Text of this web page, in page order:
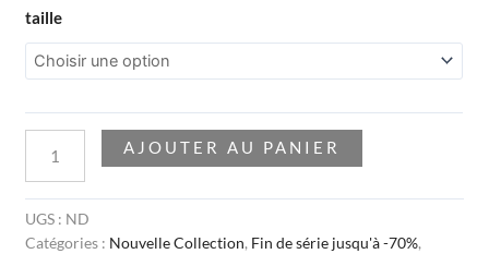
taille
AJOUTER AU PANIER
UGS : ND
Catégories : Nouvelle Collection, Fin de série jusqu'à -70%,